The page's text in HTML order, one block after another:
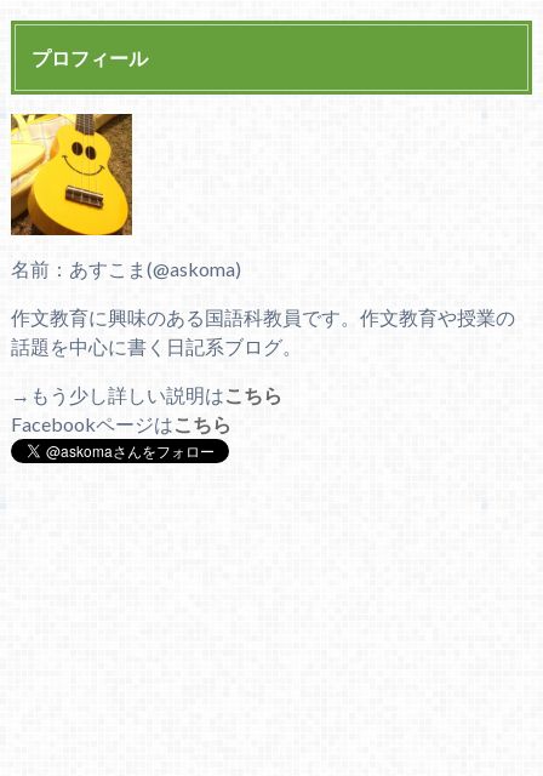
プロフィール
名前：あすこま(@askoma)
作文教育に興味のある国語科教員です。作文教育や授業の
話題を中心に書く日記系ブログ。
→もう少し詳しい説明はこちら
Facebookページはこちら